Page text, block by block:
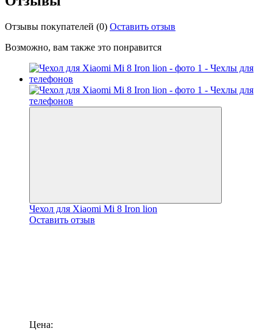
Отзывы покупателей (0) Оставить отзыв
Возможно, вам также это понравится
Чехол для Xiaomi Mi 8 Iron lion
Оставить отзыв
Цена: